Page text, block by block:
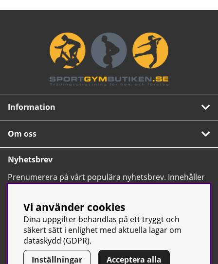
Information
Om oss
Nyhetsbrev
Prenumerera på vårt populära nyhetsbrev. Innehåller
tips, nyheter och våra allra bästa erbjudanden.
© Sport & Gym Butiken JTC AB | Kontakta oss| All rights reserved
Vi använder cookies
Dina uppgifter behandlas på ett tryggt och
säkert sätt i enlighet med aktuella lagar om
dataskydd (GDPR).
Inställningar
Acceptera alla